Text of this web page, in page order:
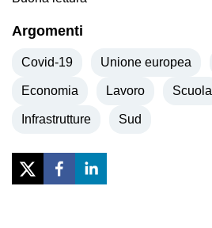
Argomenti
Covid-19 Unione europea
Economia Lavoro Scuola
Infrastrutture Sud